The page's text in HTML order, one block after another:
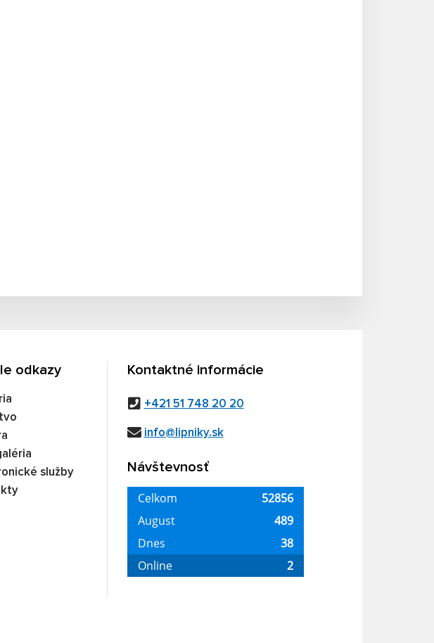
odkazy
služby
Kontaktné informácie
+421 51 748 20 20
info@lipniky.sk
Návštevnosť